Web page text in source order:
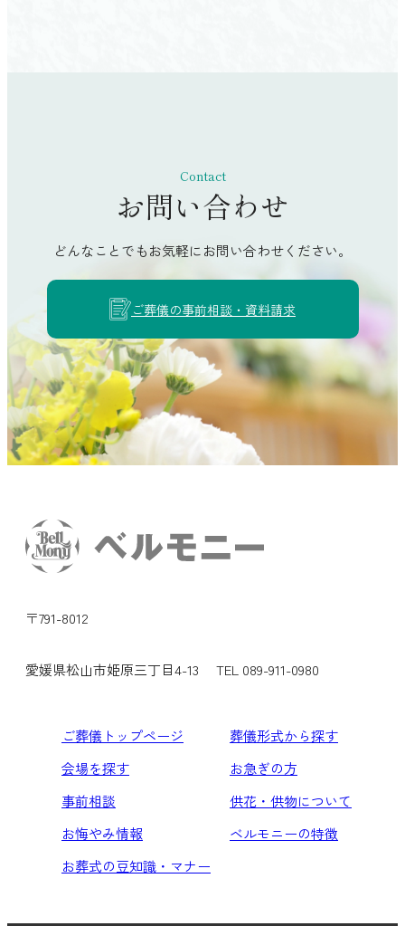
土佐市
土佐清水市
宿毛市
香美市
Contact
お問い合わせ
どんなことでもお気軽にお問い合わせください。
ご葬儀の事前相談・資料請求
〒791-8012
愛媛県松山市姫原三丁目4-13 TEL 089-911-0980
ご葬儀トップページ
葬儀形式から探す
会場を探す
お急ぎの方
事前相談
供花・供物について
お悔やみ情報
ベルモニーの特徴
お葬式の豆知識・マナー